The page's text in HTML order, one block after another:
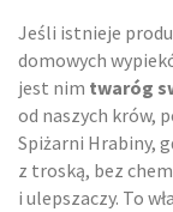
Jeśli istnieje
domowych
jest nim twaróg
od naszych krów,
Spiżarni Hrabiny,
z troską, bez
i ulepszaczy. To